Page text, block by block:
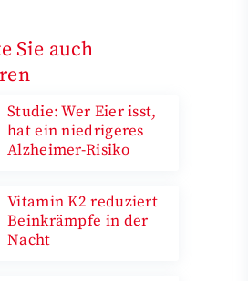
Sie auch
Studie: Wer Eier isst,
hat ein niedrigeres
Alzheimer-Risiko
Vitamin K2 reduziert
Beinkrämpfe in der
Nacht